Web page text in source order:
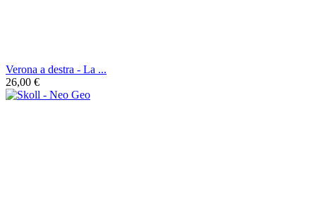
Verona a destra - La ...
26,00 €